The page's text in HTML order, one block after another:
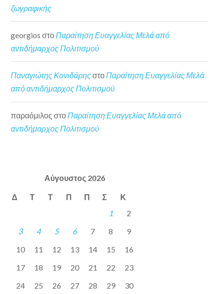
ζωγραφικής
georgios στο Παραίτηση Ευαγγελίας Μελά από
αντιδήμαρχος Πολιτισμού
Παναγιώτης ΚονιδάρηςστοΠαραίτηση Ευαγγελίας Μελά
από αντιδήμαρχος Πολιτισμού
παραόμιλος στοΠαραίτηση Ευαγγελίας Μελά από
αντιδήμαρχος Πολιτισμού
Αύγουστος 2026
Δ Τ Τ Π Π Σ Κ
1
2
3
4 5 6 7 8
9
10
11 12 13 14 15
16
17
18 19 20 21 22
23
24
25 26 27 28 29
30